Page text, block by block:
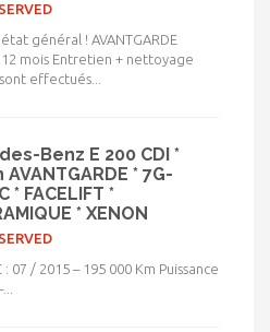
général ! AVANTGARDE
mois Entretien + nettoyage
effectués...
Benz E 200 CDI *
* 7G-
* FACELIFT *
* XENON
: 07 / 2015 – 195 000 Km Puissance